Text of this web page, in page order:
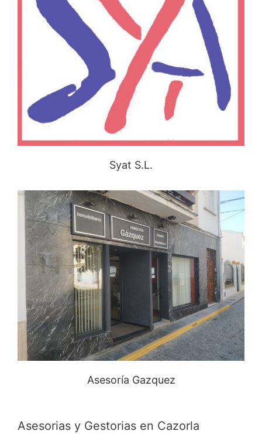
Syat S.L.
Asesoría Gazquez
Asesorias y Gestorias en Cazorla